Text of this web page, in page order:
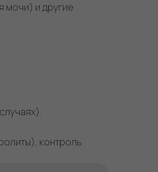
мочи) и другие
контроль